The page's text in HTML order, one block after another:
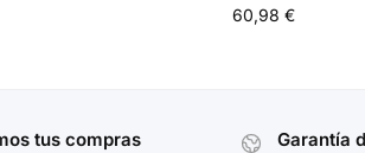
60,98€
tus compras Garantía